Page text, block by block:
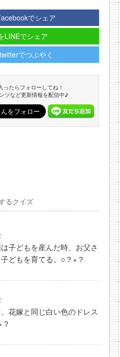
でシェア
LINEでシェア
でつぶやく
ったらフォローしてね！
ツなど更新情報を配信中♪
るクイズ
子どもを産んだ時、お父さ
どもを育てる。○？×？
花嫁と同じ白い色のドレス